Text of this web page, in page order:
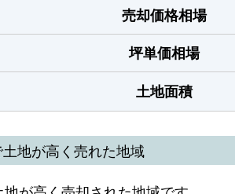
売却価格相場
坪単価相場
土地面積
地が高く売れた地域